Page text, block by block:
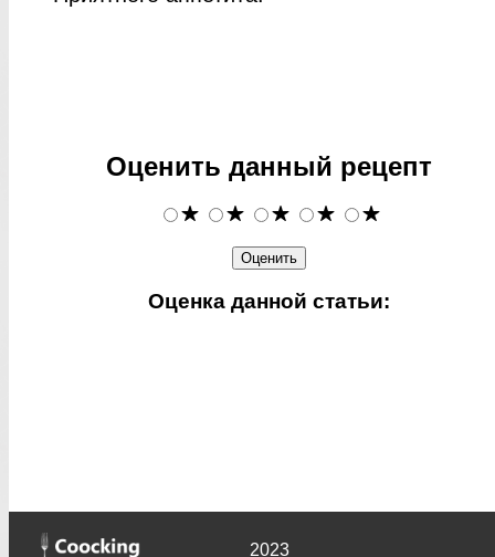
Оценить данный рецепт
Оценка данной статьи:
2023